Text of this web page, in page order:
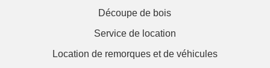
Découpe de bois
Service de location
Location de remorques et de véhicules